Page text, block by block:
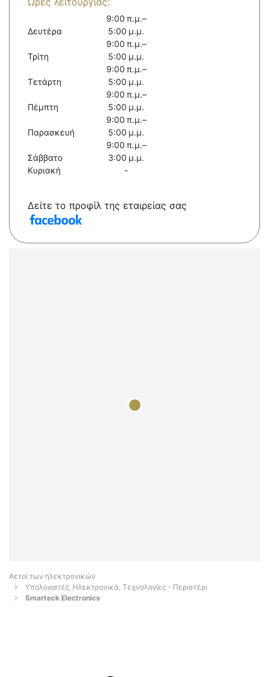
Δευτέρα
9:00 π.μ.–
5:00 μ.μ.
Τρίτη
9:00 π.μ.–
5:00 μ.μ.
Τετάρτη
9:00 π.μ.–
5:00 μ.μ.
Πέμπτη
9:00 π.μ.–
5:00 μ.μ.
Παρασκευή
9:00 π.μ.–
5:00 μ.μ.
Σάββατο
9:00 π.μ.–
3:00 μ.μ.
Κυριακή
-
Δείτε το προφίλ της εταιρείας σας
Αετοί των ηλεκτρονικών
Υπολογιστές, Ηλεκτρονικά, Τεχνολογίες - Περιστέρι
Smarteck Electronics